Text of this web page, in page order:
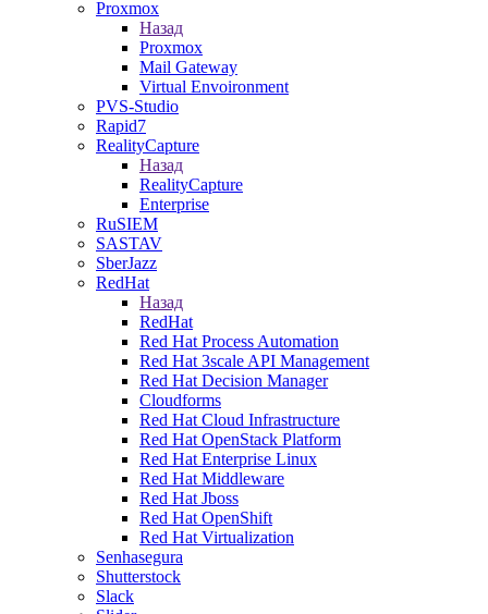
Proxmox
Назад
Proxmox
Mail Gateway
Virtual Envoironment
PVS-Studio
Rapid7
RealityCapture
Назад
RealityCapture
Enterprise
RuSIEM
SASTAV
SberJazz
RedHat
Назад
RedHat
Red Hat Process Automation
Red Hat 3scale API Management
Red Hat Decision Manager
Cloudforms
Red Hat Cloud Infrastructure
Red Hat OpenStack Platform
Red Hat Enterprise Linux
Red Hat Middleware
Red Hat Jboss
Red Hat OpenShift
Red Hat Virtualization
Senhasegura
Shutterstock
Slack